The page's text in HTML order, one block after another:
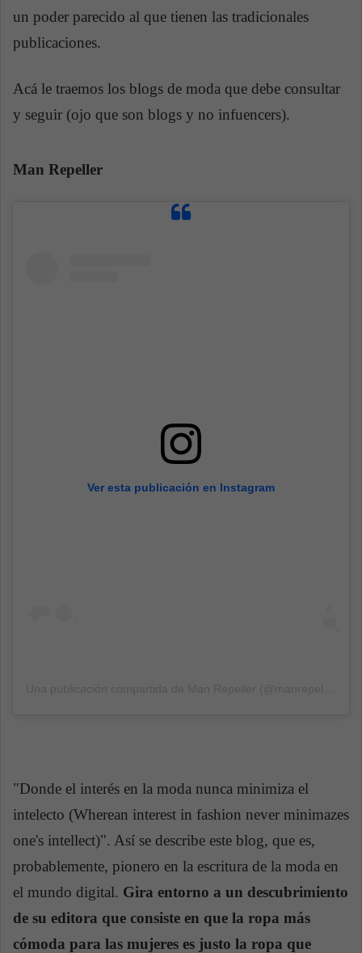
un poder parecido al que tienen las tradicionales
publicaciones.
Acá le traemos los blogs de moda que debe consultar
y seguir (ojo que son blogs y no infuencers).
Man Repeller
Ver esta publicación en Instagram
"Donde el interés en la moda nunca minimiza el
intelecto (Wherean interest in fashion never minimazes
one's intellect)". Así se describe este blog, que es,
probablemente, pionero en la escritura de la moda en
el mundo digital. Gira entorno a un descubrimiento
de su editora que consiste en que la ropa más
cómoda para las mujeres es justo la ropa que